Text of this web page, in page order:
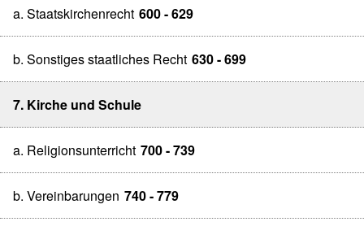
a. Staatskirchenrecht 600 - 629
b. Sonstiges staatliches Recht 630 - 699
7. Kirche und Schule
a. Religionsunterricht 700 - 739
b. Vereinbarungen 740 - 779